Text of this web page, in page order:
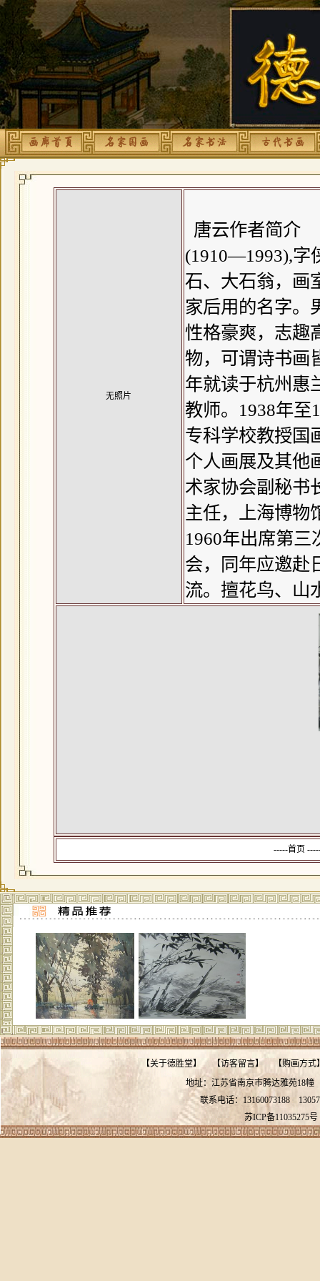
无照片
唐云作者简介
(1910—1993),字
石、大石翁，画
家后用的名字。
性格豪爽，志趣
物，可谓诗书画
年就读于杭州惠
教师。1938年至
专科学校教授国
个人画展及其他
术家协会副秘书
主任，上海博物
1960年出席第
会，同年应邀赴
流。擅花鸟、山
-----首页
【关于德胜堂】 【访客留言】 【购画方式
地址：江苏省南京市腾达雅苑
联系电话：13160073188
苏ICP备11035275号